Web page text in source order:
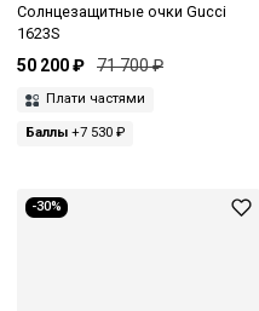
Солнцезащитные очки Gucci
1623S
50 200 ₽ 71 700 ₽
Плати частями
Баллы +7 530 ₽
-30%